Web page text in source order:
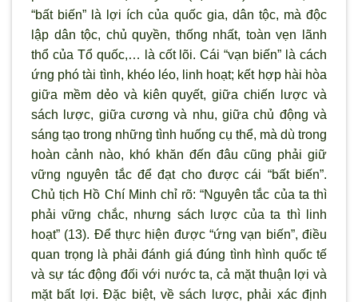
“bất biến” là lợi ích của quốc gia, dân tộc, mà độc
lập dân tộc, chủ quyền, thống nhất, toàn vẹn l ãnh
thổ của Tổ quốc,… là cốt lõi. Cái “vạn biến” là cách
ứng phó tài tình, khéo léo, linh hoạt; kết hợp hài hòa
giữa mềm dẻo và kiên quyết, giữa chiến l ược và
sách lược, giữa cương và nhu, giữa chủ động và
sáng tạo trong những tình huống cụ thể, mà dù trong
hoàn cảnh nào, khó khăn đến đâu cũng phải giữ
vững nguyên tắc để đạt cho được cái “bất biến”.
Chủ tịch Hồ Chí Minh chỉ rõ: “Nguyên tắc của ta thì
phải vững chắc, nhưng sách lược của ta thì linh
hoạt” (13). Để thực hiện được “ứng vạn biến”, điều
quan trọng là phải đánh giá đúng tình hình quốc tế
và sự tác động đối với nước ta, cả mặt thuận lợi và
mặt bất lợi. Đặc biệt, về sách lược, phải xác định